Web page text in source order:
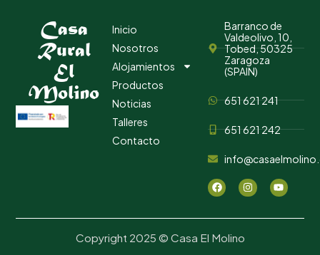
Casa
Rural
El
Molino
Inicio
Nosotros
Alojamientos
Productos
Noticias
Talleres
Contacto
Barranco de
Valdeolivo, 10,
Tobed, 50325
Zaragoza
(SPAIN)
651 621 241
651 621 242
Copyright 2025 © Casa El Molino